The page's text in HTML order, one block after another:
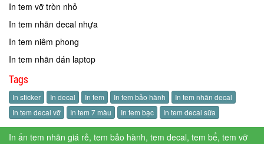
In tem vỡ tròn nhỏ
In tem nhãn decal nhựa
In tem niêm phong
In tem nhãn dán laptop
Tags
In sticker In decal In tem In tem bảo hành
In tem nhãn decal
In tem decal vỡ
In tem 7 màu In tem bạc In tem decal sữa
In ấn tem nhãn giá rẻ, tem bảo hành, tem decal, tem bể, tem vỡ